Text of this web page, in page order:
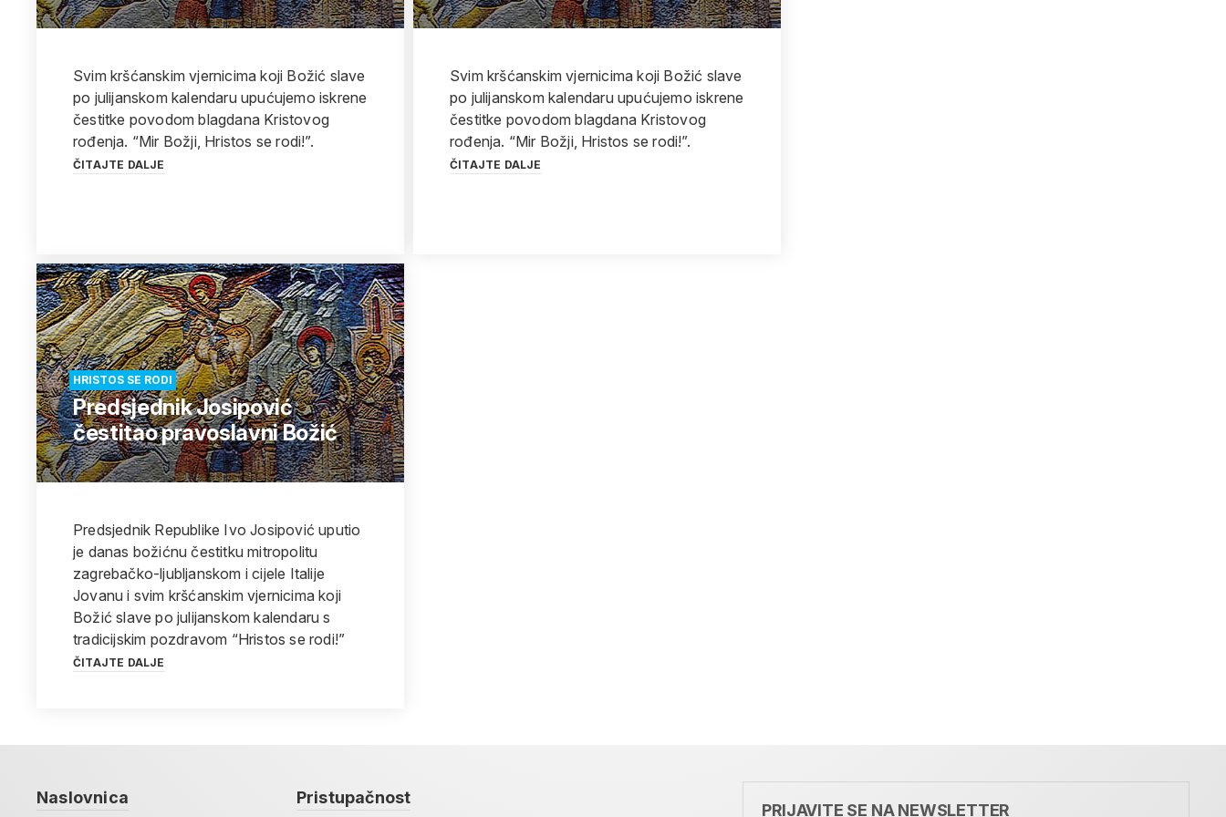
Svim kršćanskim vjernicima koji Božić slave
po julijanskom kalendaru upućujemo iskrene
čestitke povodom blagdana Kristovog
rođenja. “Mir Božji, Hristos se rodi!”.
ČITAJTE DALJE
Svim kršćanskim vjernicima koji Božić slave
po julijanskom kalendaru upućujemo iskrene
čestitke povodom blagdana Kristovog
rođenja. “Mir Božji, Hristos se rodi!”.
ČITAJTE DALJE
HRISTOS SE RODI
Predsjednik Josipović
čestitao pravoslavni Božić
Predsjednik Republike Ivo Josipović uputio
je danas božićnu čestitku mitropolitu
zagrebačko-ljubljanskom i cijele Italije
Jovanu i svim kršćanskim vjernicima koji
Božić slave po julijanskom kalendaru s
tradicijskim pozdravom “Hristos se rodi!”
ČITAJTE DALJE
Naslovnica Pristupačnost
PRIJAVITE SE NA NEWSLETTER